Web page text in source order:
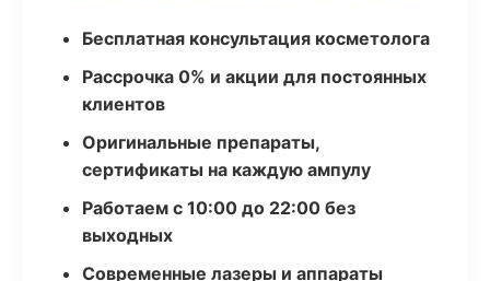
Бесплатная консультация косметолога
Рассрочка 0% и акции для постоянных
клиентов
Оригинальные препараты,
сертификаты на каждую ампулу
Работаем с 10:00 до 22:00 без
выходных
Современные лазеры и аппараты